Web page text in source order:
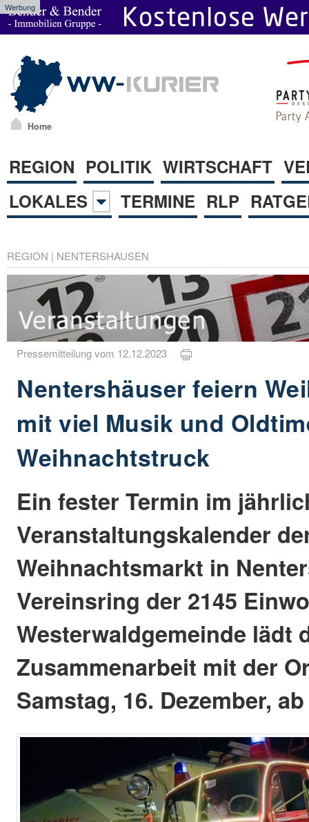
Werbung
Home
REGION POLITIK WIRTSCHAFT
LOKALES
TERMINE RLP
REGION | NENTERSHAUSEN
Pressemitteilung vom 12.12.2023
Nentershäuser feiern
mit viel Musik und
Weihnachtstruck
Ein fester Termin im
Veranstaltungskalender
Weihnachtsmarkt in
Vereinsring der 2145
Westerwaldgemeinde lädt
Zusammenarbeit mit der
Samstag, 16. Dezember,